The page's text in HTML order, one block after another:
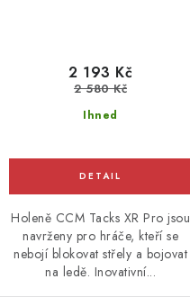
Ihned
2 193 Kč
2 580 Kč
Holeně CCM Tacks XR Pro jsou
navrženy pro hráče, kteří se
nebojí blokovat střely a bojovat
na ledě. Inovativní...